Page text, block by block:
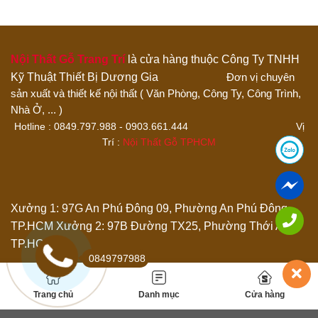
Trang chủ Danh mục Cửa hàng
Các định dạng ảnh được chấp nhận: jpg,png.
Name*
Email*
Nội Thất Gỗ Trang Trílà cửa hàng thuộc Công Ty TNHH
Kỹ Thuật Thiết Bị Dương Gia
Đơn vị chuyên
sản xuất và thiết kế nội thất ( Văn Phòng, Công Ty, Công Trình,
Nhà Ở, ... )
Hotline : 0849.797.988 - 0903.661.444 Vị
Trí : Nội Thất Gỗ TPHCM
Xưởng 1: 97G An Phú Đông 09, Phường An Phú Đông,
TP.HCM Xưởng 2: 97B Đường TX25, Phường Thới An,
TP.HCM
0849797988